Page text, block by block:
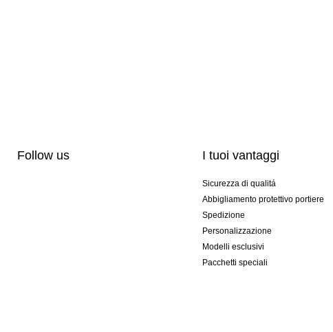
Follow us I tuoi vantaggi
Sicurezza di qualitá
Abbigliamento protettivo portiere
Spedizione
Personalizzazione
Modelli esclusivi
Pacchetti speciali